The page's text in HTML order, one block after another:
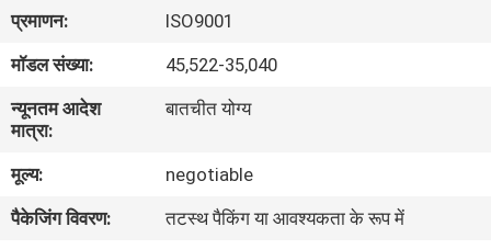
बारे
में
कारखाने
का
दौरा
प्रमाणन:
ISO9001
मॉडल संख्या:
45,522-35,040
न्यूनतम आदेश
मात्रा:
बातचीत योग्य
मूल्य:
negotiable
पैकेजिंग विवरण:
तटस्थ पैकिंग या आवश्यकता के रूप में